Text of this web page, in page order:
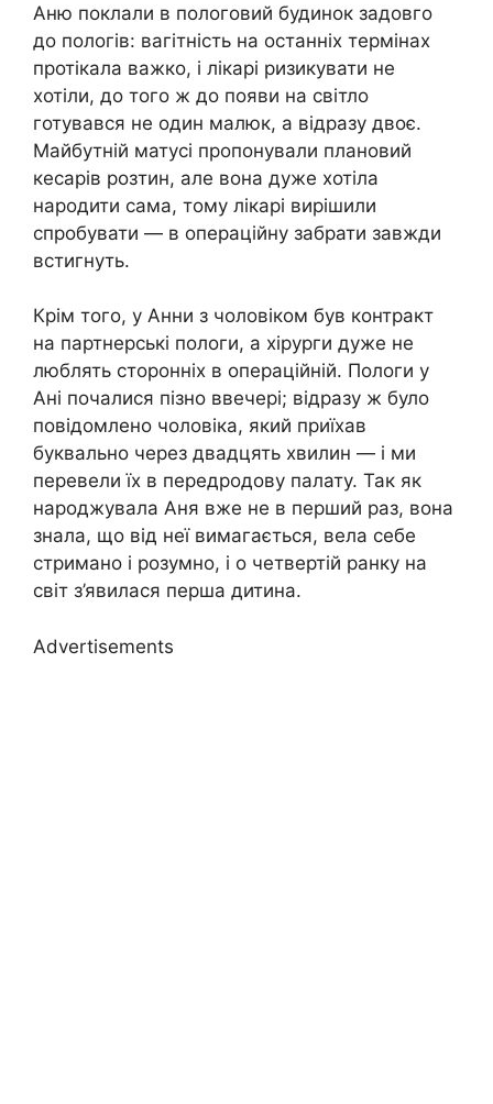
Аню поклали в пологовий будинок задовго
до пологів: вагітність на останніх термінах
протікала важко, і лікарі ризикувати не
хотіли, до того ж до появи на світло
готувався не один малюк, а відразу двоє.
Майбутній матусі пропонували плановий
кесарів розтин, але вона дуже хотіла
народити сама, тому лікарі вирішили
спробувати — в операційну забрати завжди
встигнуть.
Крім того, у Анни з чоловіком був контракт
на партнерські пологи, а хірурги дуже не
люблять сторонніх в операційній. Пологи у
Ані почалися пізно ввечері; відразу ж було
повідомлено чоловіка, який приїхав
буквально через двадцять хвилин — і ми
перевели їх в передродову палату. Так як
народжувала Аня вже не в перший раз, вона
знала, що від неї вимагається, вела себе
стримано і розумно, і о четвертій ранку на
світ з’явилася перша дитина.
Advertisements